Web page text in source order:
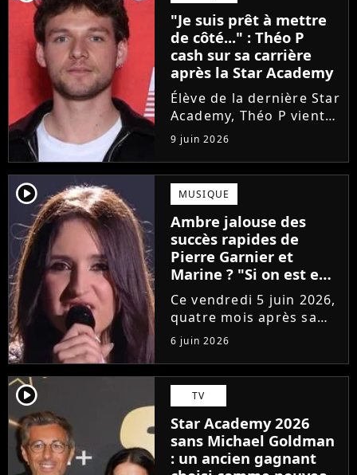
une annonce de taille :
une fois sa tournée...
"Je suis prêt à mettre
de côté..." : Théo P
cash sur sa carrière
après la Star Academy
Élève de la dernière Star
Academy, Théo P vient
de sortir son premier
single Garçon solide. En
interview, l'ancien
candidat se livre à
coeur ouvert sur
l'avenir incertain dans
le milieu...
9 juin 2026
player2 MUSIQUE
Ambre jalouse des
succès rapides de
Pierre Garnier et
Marine ? "Si on est en
compétition..."
Ce vendredi 5 juin 2026,
quatre mois après sa
victoire à la Star
Academy, Ambre a
dévoilé J'me demande,
son premier single. Une
chanson arrivée
tardivement vis-à-vis
des carrières...
6 juin 2026
player2 TV
Star Academy 2026
sans Michael Goldman
: un ancien gagnant